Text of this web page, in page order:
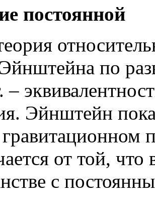
постоянной
по
–
Эйнштейн
от той,
с